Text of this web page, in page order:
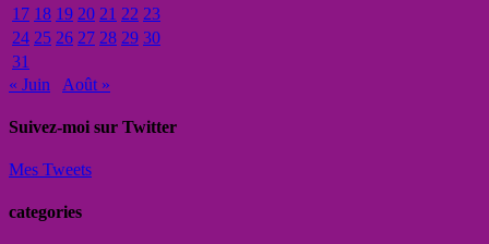
17 18 19 20 21 22 23
24 25 26 27 28 29 30
31
« Juin
Août »
Suivez-moi sur Twitter
Mes Tweets
categories